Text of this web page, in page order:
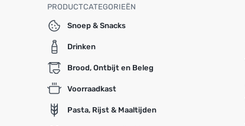
PRODUCTCATEGORIEËN
Snoep & Snacks
Drinken
Brood, Ontbijt en Beleg
Voorraadkast
Pasta, Rijst & Maaltijden